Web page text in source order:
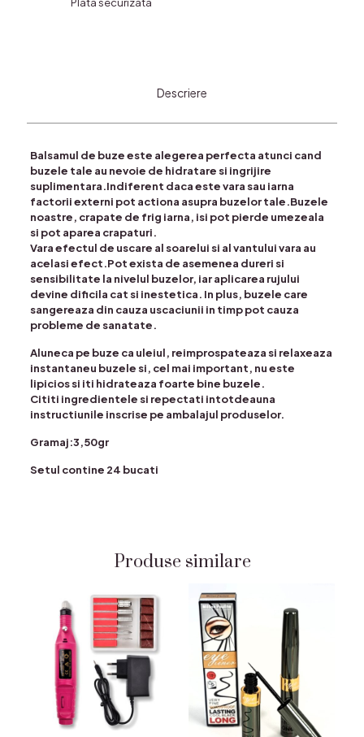
Descriere
Balsamul de buze este alegerea perfecta atunci cand
buzele tale au nevoie de hidratare si ingrijire
suplimentara.Indiferent daca este vara sau iarna
factorii externi pot actiona asupra buzelor tale.Buzele
noastre, crapate de frig iarna, isi pot pierde umezeala
si pot aparea crapaturi.
Vara efectul de uscare al soarelui si al vantului vara au
acelasi efect.Pot exista de asemenea dureri si
sensibilitate la nivelul buzelor, iar aplicarea rujului
devine dificila cat si inestetica. In plus, buzele care
sangereaza din cauza uscaciunii in timp pot cauza
probleme de sanatate.
Aluneca pe buze ca uleiul, reimprospateaza si relaxeaza
instantaneu buzele si, cel mai important, nu este
lipicios si iti hidrateaza foarte bine buzele.
Cititi ingredientele si repectati intotdeauna
instructiunile inscrise pe ambalajul produselor.
Gramaj:3,50gr
Setul contine 24 bucati
Produse similare